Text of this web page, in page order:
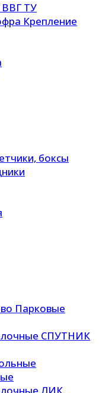
ТУ
Крепление
боксы
Парковые
СПУТНИК
ЛИК